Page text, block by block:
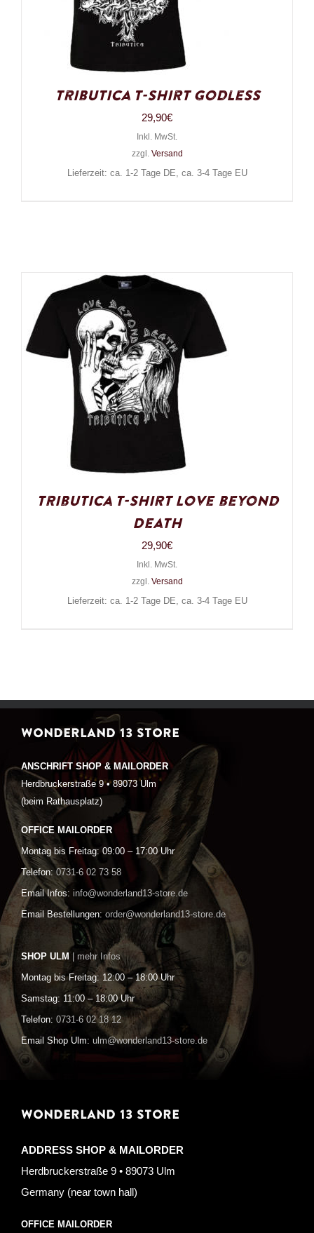
Tributica T-Shirt Godless
29,90€
Inkl. MwSt.
zzgl. Versand
Lieferzeit: ca. 1-2 Tage DE, ca. 3-4 Tage EU
Tributica T-Shirt Love beyond
Death
29,90€
Inkl. MwSt.
zzgl. Versand
Lieferzeit: ca. 1-2 Tage DE, ca. 3-4 Tage EU
WONDERLAND 13 STORE
ANSCHRIFT SHOP & MAILORDER
Herdbruckerstraße 9 • 89073 Ulm
(beim Rathausplatz)
OFFICE MAILORDER
Montag bis Freitag: 09:00 – 17:00 Uhr
Telefon: 0731-6 02 73 58
Email Infos: info@wonderland13-store.de
Email Bestellungen: order@wonderland13-store.de
SHOP ULM | mehr Infos
Montag bis Freitag: 12:00 – 18:00 Uhr
Samstag: 11:00 – 18:00 Uhr
Telefon: 0731-6 02 18 12
Email Shop Ulm: ulm@wonderland13-store.de
WONDERLAND 13 STORE
ADDRESS SHOP & MAILORDER
Herdbruckerstraße 9 • 89073 Ulm
Germany (near town hall)
OFFICE MAILORDER